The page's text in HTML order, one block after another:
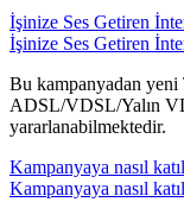
İşinize Ses Getiren
İşinize Ses Getiren
​Bu kampanyadan
ADSL/VDSL/Yalın
yararlanabilmektedir.​
Kampanyaya nasıl
Kampanyaya nasıl